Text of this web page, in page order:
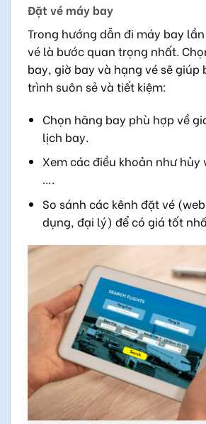
Đặt vé máy bay
Trong hướng dẫn đi máy bay
vé là bước quan trọng nhất.
bay, giờ bay và hạng vé sẽ giúp
trình suôn sẻ và tiết kiệm:
Chọn hãng bay phù hợp về
lịch bay.
Xem các điều khoản như hủy
….
So sánh các kênh đặt vé
dụng, đại lý) để có giá tốt